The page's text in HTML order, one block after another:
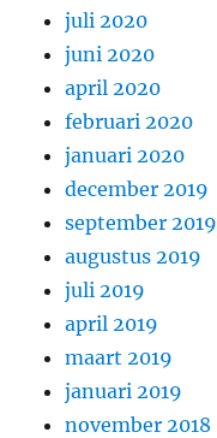
juli 2020
juni 2020
april 2020
februari 2020
januari 2020
december 2019
september 2019
augustus 2019
juli 2019
april 2019
maart 2019
januari 2019
november 2018